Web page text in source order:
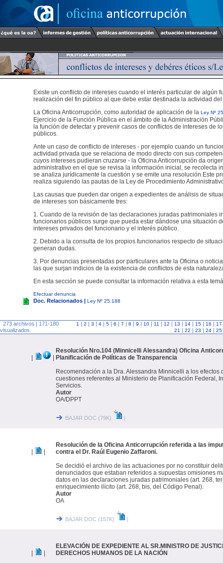
Existe un conflicto de intereses cuando el interés particular de algún
realización del fin público al que debe estar destinada la actividad del
La Oficina Anticorrupción, como autoridad de aplicación de la Ley Nº
Ejercicio de la Función Pública en el ámbito de la Administración
la función de detectar y prevenir casos de conflictos de intereses de
públicos.
Ante un caso de conflicto de intereses - por ejemplo cuando un
actividad privada que se relaciona de modo directo con sus
cuyos intereses pudieran cruzarse - la Oficina Anticorrupción da
administrativo en el que se revisa la información inicial, se recolecta
se analiza jurídicamente la cuestión y se emite una resolución.Este
realiza siguiendo las pautas de la Ley de Procedimiento
Las causas que pueden dar origen a expedientes de análisis de
de intereses son básicamente tres:
1. Cuando de la revisión de las declaraciones juradas patrimoniales
funcionarios públicos surge que pueda estar dándose una situación
intereses privados del funcionario y el interés público.
2. Debido a la consulta de los propios funcionarios respecto de
generan dudas.
3. Por denuncias presentadas por particulares ante la Oficina o
las que surjan indicios de la existencia de conflictos de esta
En esta sección se puede consultar la información relativa a esta
Efectuar denuncia
Doc. Relacionados | Ley Nº 25.188
273 archivos | 171-180
visualizados
1 | 2 | 3 | 4 | 5 | 6 | 7 | 8 | 9 | 10 | 11 | 12 | 13 | 14 | 15 | 16 | 17
21 | 22 | 23 | 24 | 25
Resolución Nro.104 (Minnicelli Alessandra) Oficina
Planificación de Políticas de Transparencia
Recomendación a la Dra. Alessandra Minnicelli a los efectos
cuestiones referentes al Ministerio de Planificación Federal,
Servicios.
Autor
OA/DPPT
BAJAR DOC (79K) |
Resolución de la Oficina Anticorrupción referida a las
contra el Dr. Raúl Eugenio Zaffaroni.
Se decidió el archivo de las actuaciones por no constituir
denunciados que estaban referidos a supuestas omisiones
datos en las declaraciones juradas patrimoniales (art. 268,
enriquecimiento ilícito (art. 268, bis, del Código Penal).
Autor
OA
BAJAR DOC (157K) |
ELEVACIÓN DE EXPEDIENTE AL SR.MINISTRO DE
DERECHOS HUMANOS DE LA NACIÓN